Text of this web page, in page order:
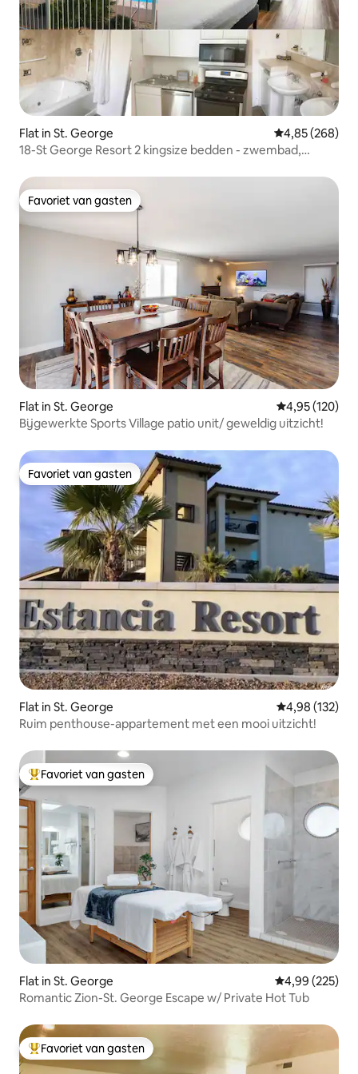
Flat in St. George Gemiddelde
4,85 (268)
18-St George Resort 2 kingsize bedden - zwembad,
Favoriet van gasten
Favoriet van gasten
Flat in St. George Gemiddelde
4,95 (120)
Bijgewerkte Sports Village patio unit/ geweldig uitzicht!
Favoriet van gasten
Favoriet van gasten
Flat in St. George Gemiddelde
4,98 (132)
Ruim penthouse-appartement met een mooi uitzicht!
Topfavoriet van gasten
Favoriet van gasten
Flat in St. George Gemiddelde
4,99 (225)
Romantic Zion-St. George Escape w/ Private Hot Tub
Topfavoriet van gasten
Favoriet van gasten